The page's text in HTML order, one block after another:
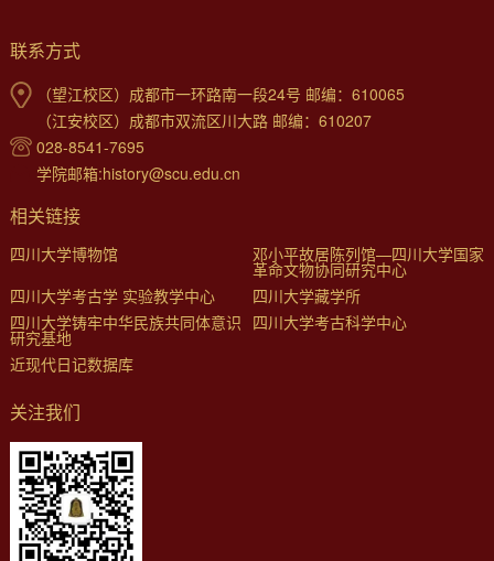
联系方式
（望江校区）成都市一环路南一段24号 邮编：610065
（江安校区）成都市双流区川大路 邮编：610207
028-8541-7695
学院邮箱:history@scu.edu.cn
相关链接
四川大学博物馆 邓小平故居陈列馆—四川大学国家
革命文物协同研究中心
四川大学考古学 实验教学中心
四川大学藏学所
四川大学铸牢中华民族共同体意识
研究基地
四川大学考古科学中心
近现代日记数据库
关注我们